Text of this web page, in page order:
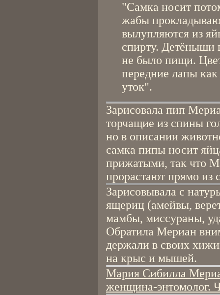
"Самка носит
жабы
вылупляются из
спирту. Детёныши
не было пищи.
передние лапы
уток".
Зарисовала пип
торчащие из спины
но в описании
самка пипы носит
прижатыми, так что
прорастают прямо из
Зарисовывала с
ящериц (амейвы,
мамбы, миссураны,
Обратила Мериан
держали в своих
на крыс и мышей.
Мария Сибилла
женщина-энтомолог.